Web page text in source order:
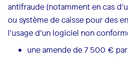
antifraude (notamment en cas
ou système de caisse pour des
l’usage d’un logiciel non
une amende de 7 500 €